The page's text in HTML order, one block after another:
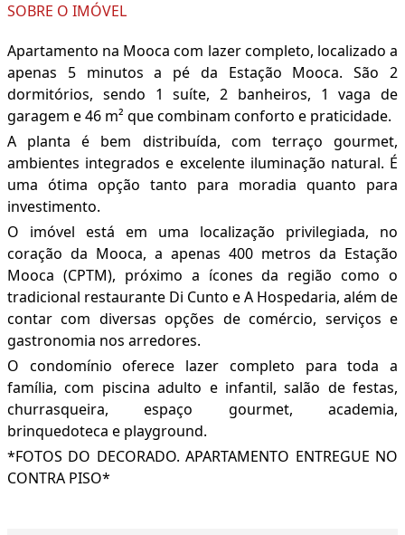
SOBRE O IMÓVEL
Apartamento na Mooca com lazer completo, localizado a
apenas 5 minutos a pé da Estação Mooca. São 2
dormitórios, sendo 1 suíte, 2 banheiros, 1 vaga de
garagem e 46 m² que combinam conforto e praticidade.
A planta é bem distribuída, com terraço gourmet,
ambientes integrados e excelente iluminação natural. É
uma ótima opção tanto para moradia quanto para
investimento.
O imóvel está em uma localização privilegiada, no
coração da Mooca, a apenas 400 metros da Estação
Mooca (CPTM), próximo a ícones da região como o
tradicional restaurante Di Cunto e A Hospedaria, além de
contar com diversas opções de comércio, serviços e
gastronomia nos arredores.
O condomínio oferece lazer completo para toda a
família, com piscina adulto e infantil, salão de festas,
churrasqueira, espaço gourmet, academia,
brinquedoteca e playground.
*FOTOS DO DECORADO. APARTAMENTO ENTREGUE NO
CONTRA PISO*